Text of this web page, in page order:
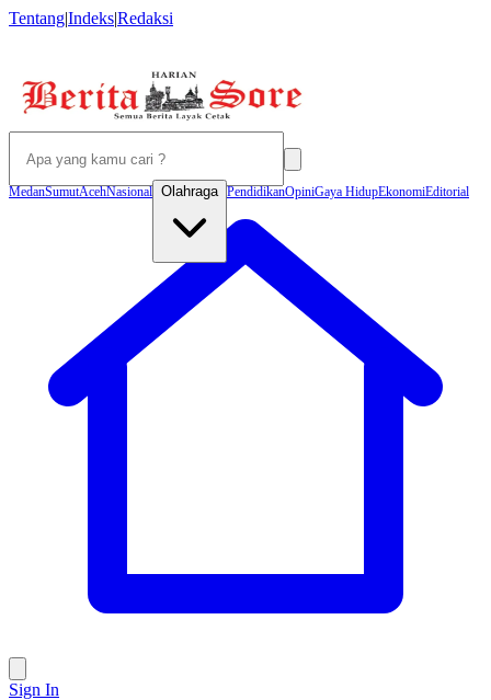
Tentang|Indeks|Redaksi
MedanSumutAcehNasional Olahraga PendidikanOpiniGaya HidupEkonomiEditorial
Sign In